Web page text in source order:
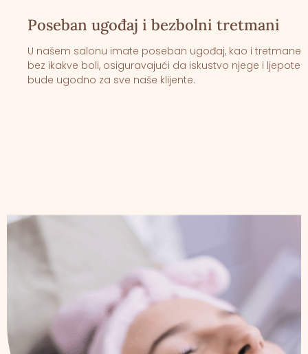
Poseban ugođaj i bezbolni tretmani
U našem salonu imate poseban ugođaj, kao i tretmane
bez ikakve boli, osiguravajući da iskustvo njege i ljepote
bude ugodno za sve naše klijente.